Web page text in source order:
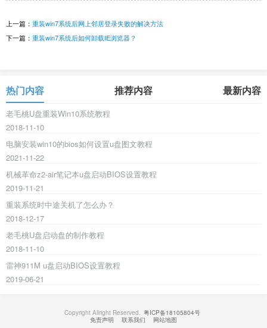
上一篇： 重装win7系统后网上邻居登录失败的解决方法
下一篇： 重装win7系统后如何卸载IE浏览器？
热门内容 推荐内容 最新内容
老毛桃U盘重装Win10系统教程
2018-11-10
电脑安装win10的bios如何设置u盘图文教程
2021-11-22
机械革命z2-air笔记本u盘启动BIOS设置教程
2019-11-21
重装系统时中途关机了怎么办？
2018-12-17
老毛桃U盘启动盘的制作教程
2018-11-10
雷神911M u盘启动BIOS设置教程
2019-06-21
Copyright Allright Reserved. 粤ICP备18105804号
免责声明
联系我们 网站地图